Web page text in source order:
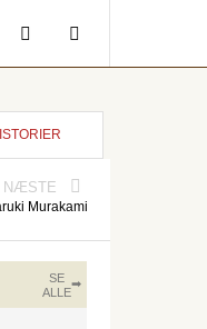
NÆSTE
Murakami
SE
ALLE